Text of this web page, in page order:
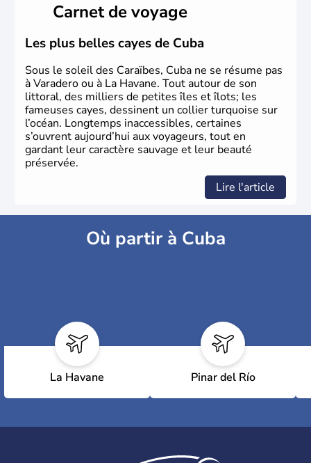
Carnet de voyage
Les plus belles cayes de Cuba
Sous le soleil des Caraïbes, Cuba ne se résume pas
à Varadero ou à La Havane. Tout autour de son
littoral, des milliers de petites îles et îlots; les
fameuses cayes, dessinent un collier turquoise sur
l’océan. Longtemps inaccessibles, certaines
s’ouvrent aujourd’hui aux voyageurs, tout en
gardant leur caractère sauvage et leur beauté
préservée.
Lire l'article
Où partir à Cuba
La Havane Pinar del Río